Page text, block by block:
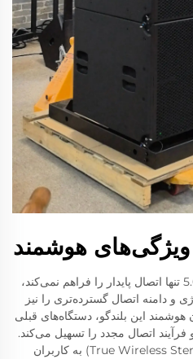
ویژگی‌های هوشمند
استفاده از فناوری بلوتوث نسخه 5.0 تنها اتصال پایدار را فراهم نمی‌کند،
و دامنه اتصال گسترده‌تری را نیز
این بلندگو، دستگاه‌های قبلی
اتصال مجدد را تسهیل می‌کند.
قابلیت استریو بی‌سیم حقیقی (True Wireless Stereo) به کاربران